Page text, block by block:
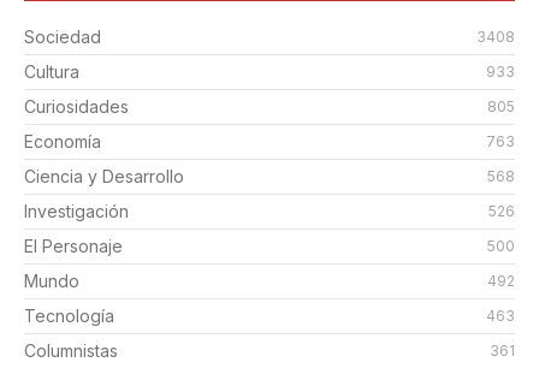
Sociedad 3408
Cultura 933
Curiosidades 805
Economía 763
Ciencia y Desarrollo 568
Investigación 526
El Personaje 500
Mundo 492
Tecnología 463
Columnistas 361